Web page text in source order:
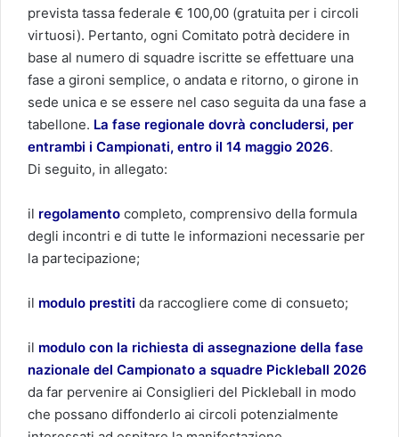
prevista tassa federale € 100,00 (gratuita per i circoli
virtuosi). Pertanto, ogni Comitato potrà decidere in
base al numero di squadre iscritte se effettuare una
fase a gironi semplice, o andata e ritorno, o girone in
sede unica e se essere nel caso seguita da una fase a
tabellone. La fase regionale dovrà concludersi, per
entrambi i Campionati, entro il 14 maggio 2026.
Di seguito, in allegato:
il regolamento completo, comprensivo della formula
degli incontri e di tutte le informazioni necessarie per
la partecipazione;
il modulo prestiti da raccogliere come di consueto;
il modulo con la richiesta di assegnazione della fase
nazionale del Campionato a squadre Pickleball 2026
da far pervenire ai Consiglieri del Pickleball in modo
che possano diffonderlo ai circoli potenzialmente